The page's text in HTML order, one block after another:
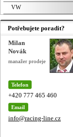
VW
Potřebujete poradit?
Milan
Novák
manažer prodeje
Telefon
+420 777 465 460
Email
info@racing-line.cz